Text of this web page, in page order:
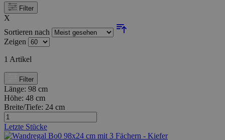
Filter
X
Sortieren nach
Zeigen
1 Artikel
Filter
Länge: 98 cm
Höhe: 48 cm
Breite/Tiefe: 24 cm
Letzte Stücke